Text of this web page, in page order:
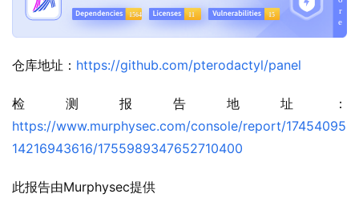
仓库地址： https://github.com/pterodactyl/panel
检测报告地址：
https://www.murphysec.com/console/report/17454095
14216943616/1755989347652710400
此报告由Murphysec提供